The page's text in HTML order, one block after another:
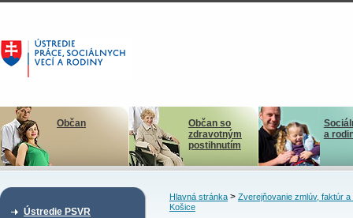
Občan
Občan so
zdravotným
postihnutím
a
Ústredie PSVR
Hlavná stránka> Zverejňovanie zmlúv, faktúr a
Košice